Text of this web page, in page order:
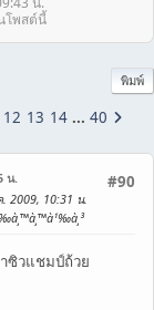
โพสต์นี้
พิมพ์
12 13 14 ... 40
#90
น.
2009, 10:31 น.
ซิวแชมป์ถ้วย